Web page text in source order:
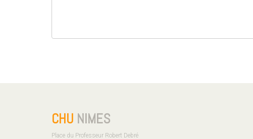
CHU NIMES
Place du Professeur Robert Debré